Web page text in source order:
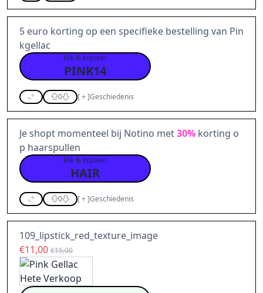
5 euro korting op een specifieke bestelling van Pin
kgellac
klik & kopieer
PINK14
0 [+]Geschiedenis
Je shopt momenteel bij Notino met30% korting o
p haarspullen
klik & kopieer
HAIR
0 [+]Geschiedenis
109_lipstick_red_texture_image
€11,00 €15,00